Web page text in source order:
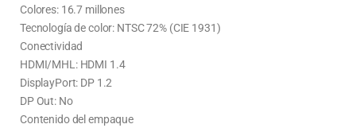
Colores: 16.7 millones
Tecnología de color: NTSC 72% (CIE 1931)
Conectividad
HDMI/MHL: HDMI 1.4
DisplayPort: DP 1.2
DP Out: No
Contenido del empaque